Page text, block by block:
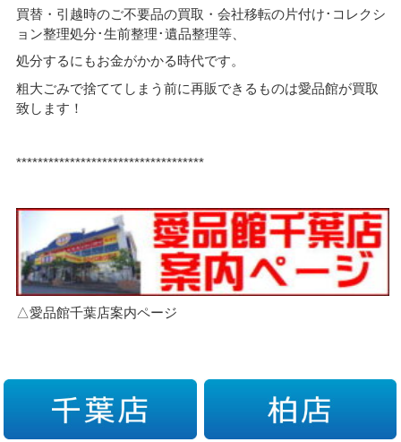
買替・引越時のご不要品の買取・会社移転の片付け･コレクシ
ョン整理処分･生前整理･遺品整理等、
処分するにもお金がかかる時代です。
粗大ごみで捨ててしまう前に再販できるものは愛品館が買取
致します！
***********************************
△愛品館千葉店案内ページ